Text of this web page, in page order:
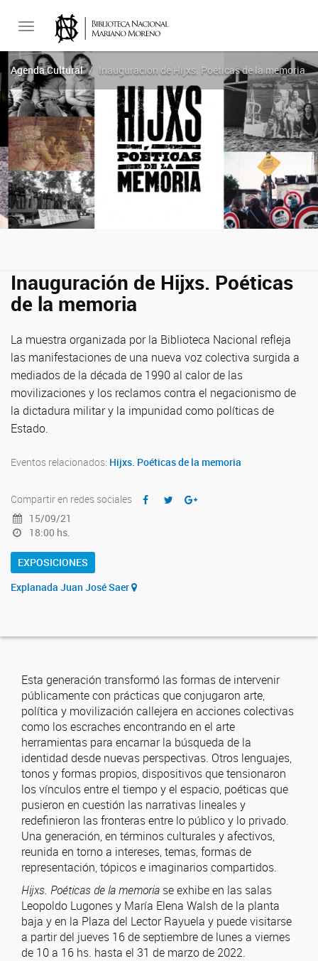
Toggle
navigation
Agenda Cultural Inauguración de Hijxs. Poéticas de la memoria
Inauguración de Hijxs. Poéticas
de la memoria
La muestra organizada por la Biblioteca Nacional refleja
las manifestaciones de una nueva voz colectiva surgida a
mediados de la década de 1990 al calor de las
movilizaciones y los reclamos contra el negacionismo de
la dictadura militar y la impunidad como políticas de
Estado.
Eventos relacionados: Hijxs. Poéticas de la memoria
Compartir en redes sociales
15/09/21
18:00 hs.
EXPOSICIONES
Explanada Juan José Saer
Esta generación transformó las formas de intervenir
públicamente con prácticas que conjugaron arte,
política y movilización callejera en acciones colectivas
como los escraches encontrando en el arte
herramientas para encarnar la búsqueda de la
identidad desde nuevas perspectivas. Otros lenguajes,
tonos y formas propios, dispositivos que tensionaron
los vínculos entre el tiempo y el espacio, poéticas que
pusieron en cuestión las narrativas lineales y
redefinieron las fronteras entre lo público y lo privado.
Una generación, en términos culturales y afectivos,
reunida en torno a intereses, temas, formas de
representación, tópicos e imaginarios compartidos.
Hijxs. Poéticas de la memoria se exhibe en las salas
Leopoldo Lugones y María Elena Walsh de la planta
baja y en la Plaza del Lector Rayuela y puede visitarse
a partir del jueves 16 de septiembre de lunes a viernes
de 10 a 16 hs. hasta el 31 de marzo de 2022.